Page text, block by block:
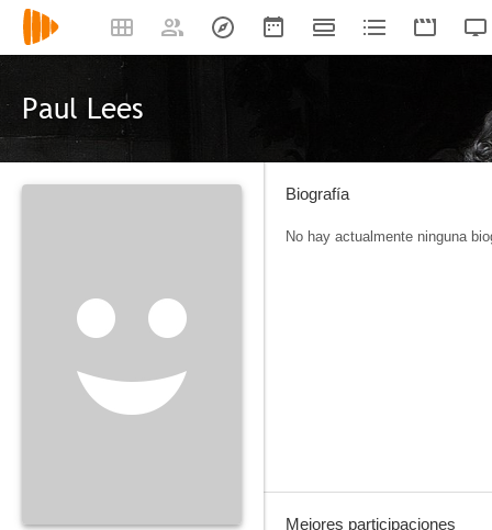
Paul Lees
Biografía
No hay actualmente ninguna
Mejores participaciones